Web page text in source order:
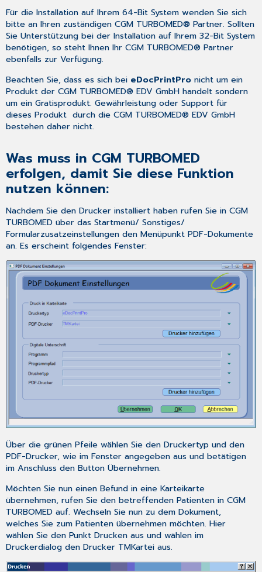
Für die Installation auf Ihrem 64-Bit System wenden Sie sich
bitte an Ihren zuständigen CGM TURBOMED® Partner. Sollten
Sie Unterstützung bei der Installation auf Ihrem 32-Bit System
benötigen, so steht Ihnen Ihr CGM TURBOMED® Partner
ebenfalls zur Verfügung.
Beachten Sie, dass es sich bei eDocPrintPro nicht um ein
Produkt der CGM TURBOMED® EDV GmbH handelt sondern
um ein Gratisprodukt. Gewährleistung oder Support für
dieses Produkt durch die CGM TURBOMED® EDV GmbH
bestehen daher nicht.
Was muss in CGM TURBOMED
erfolgen, damit Sie diese Funktion
nutzen können:
Nachdem Sie den Drucker installiert haben rufen Sie in CGM
TURBOMED über dasStartmenü/Sonstiges/
Formularzusatzeinstellungen den MenüpunktPDF-Dokumente
an. Es erscheint folgendes Fenster:
Über die grünen Pfeile wählen Sie denDruckertyp und den
PDF-Drucker, wie im Fenster angegeben aus und betätigen
im Anschluss den ButtonÜbernehmen.
Möchten Sie nun einen Befund in eine Karteikarte
übernehmen, rufen Sie den betreffenden Patienten in CGM
TURBOMED auf. Wechseln Sie nun zu dem Dokument,
welches Sie zum Patienten übernehmen möchten. Hier
wählen Sie den PunktDrucken aus und wählen im
Druckerdialog den Drucker TMKartei aus.